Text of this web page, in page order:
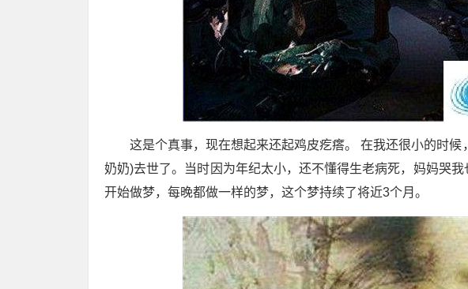
这是个真事，现在想起来还起鸡皮疙瘩。 在我还很小的时
奶奶)去世了。当时因为年纪太小，还不懂得生老病死，妈妈哭
开始做梦，每晚都做一样的梦，这个梦持续了将近3个月。